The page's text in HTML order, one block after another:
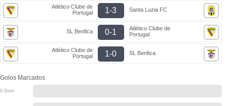
Atlético Clube de
Portugal
1-3 Santa Luzia FC
SL Benfica 0-1
Atlético Clube de
Portugal
Atlético Clube de
Portugal
1-0 SL Benfica
Golos Marcados
0-5min